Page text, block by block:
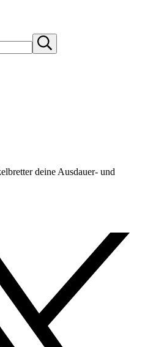
Submit
search
deine Ausdauer- und